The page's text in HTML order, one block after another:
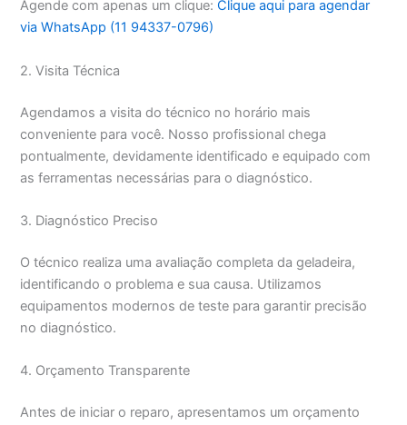
Agende com apenas um clique:Clique aqui para agendar
via WhatsApp (11 94337-0796)
2. Visita Técnica
Agendamos a visita do técnico no horário mais
conveniente para você. Nosso profissional chega
pontualmente, devidamente identificado e equipado com
as ferramentas necessárias para o diagnóstico.
3. Diagnóstico Preciso
O técnico realiza uma avaliação completa da geladeira,
identificando o problema e sua causa. Utilizamos
equipamentos modernos de teste para garantir precisão
no diagnóstico.
4. Orçamento Transparente
Antes de iniciar o reparo, apresentamos um orçamento